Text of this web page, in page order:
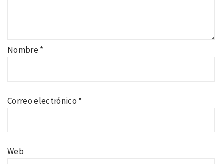
Nombre*
Correo electrónico *
Web